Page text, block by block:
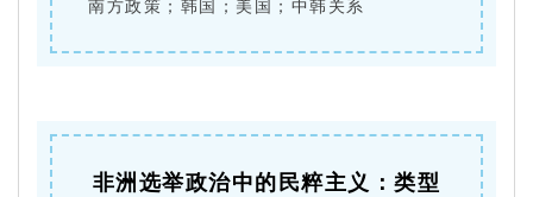
南方政策；韩国；美国；中韩关系
非洲选举政治中的民粹主义：类型